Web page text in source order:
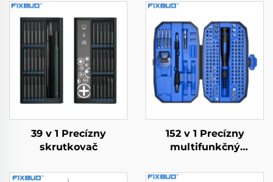
39 v 1 Precízny
skrutkovač
152 v 1 Precízny
multifunkčný